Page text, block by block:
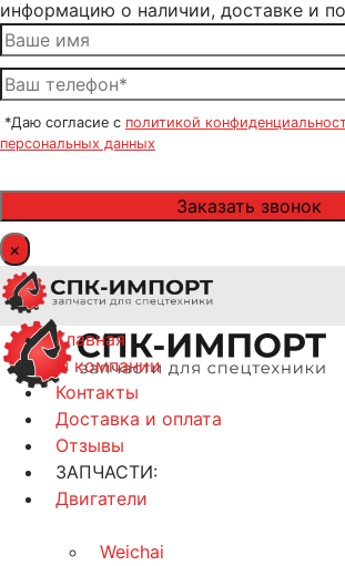
информацию о наличии, доставке и
*Даю согласие с политикой
персональных данных
×
Главная
О компании
Контакты
Доставка и оплата
Отзывы
ЗАПЧАСТИ:
Двигатели
Weichai